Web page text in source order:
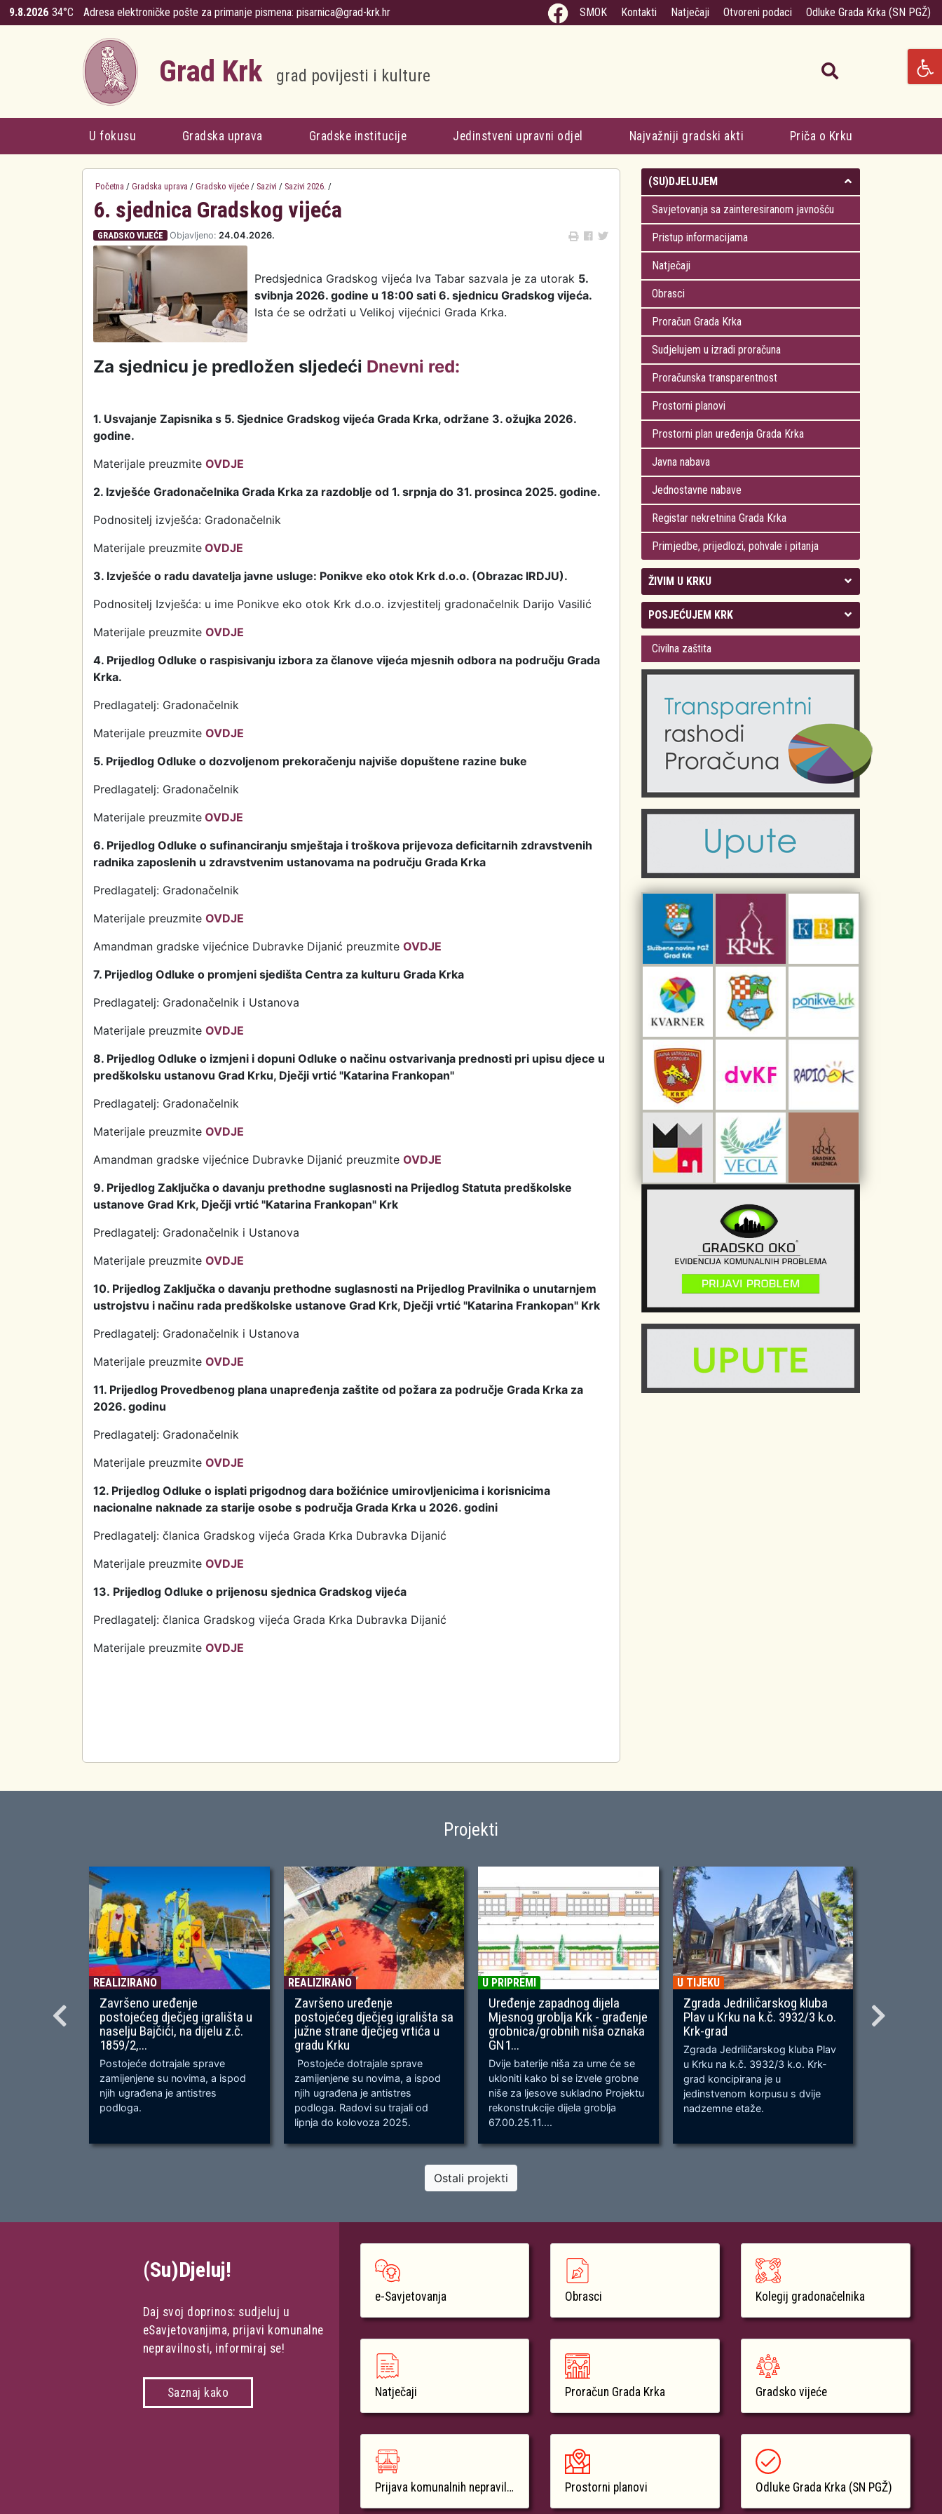
Skoči na glavni sadržaj
9.8.2026 34°C Adresa elektroničke pošte za primanje pismena: pisarnica@grad-krk.hr SMOK Kontakti Natječaji Otvoreni podaci Odluke Grada Krka (SN PGŽ)
Grad Krk grad povijesti i kulture
U fokusu Gradska uprava Gradske institucije Jedinstveni upravni odjel Najvažniji gradski akti Priča o Krku
Početna / Gradska uprava / Gradsko vijeće / Sazivi / Sazivi 2026. /
6. sjednica Gradskog vijeća
GRADSKO VIJEĆE Objavljeno: 24.04.2026.
Predsjednica Gradskog vijeća Iva Tabar sazvala je za utorak 5.
svibnja 2026. godine u 18:00 sati 6. sjednicu Gradskog vijeća.
Ista će se održati u Velikoj vijećnici Grada Krka.
Za sjednicu je predložen sljedeći Dnevni red:
1. Usvajanje Zapisnika s 5. Sjednice Gradskog vijeća Grada Krka, održane 3. ožujka 2026.
godine.
Materijale preuzmite OVDJE
2. Izvješće Gradonačelnika Grada Krka za razdoblje od 1. srpnja do 31. prosinca 2025. godine.
Podnositelj izvješća: Gradonačelnik
Materijale preuzmite OVDJE
3. Izvješće o radu davatelja javne usluge: Ponikve eko otok Krk d.o.o. (Obrazac IRDJU).
Podnositelj Izvješća: u ime Ponikve eko otok Krk d.o.o. izvjestitelj gradonačelnik Darijo Vasilić
Materijale preuzmite OVDJE
4. Prijedlog Odluke o raspisivanju izbora za članove vijeća mjesnih odbora na području Grada
Krka.
Predlagatelj: Gradonačelnik
Materijale preuzmite OVDJE
5. Prijedlog Odluke o dozvoljenom prekoračenju najviše dopuštene razine buke
Predlagatelj: Gradonačelnik
Materijale preuzmite OVDJE
6. Prijedlog Odluke o sufinanciranju smještaja i troškova prijevoza deficitarnih zdravstvenih
radnika zaposlenih u zdravstvenim ustanovama na području Grada Krka
Predlagatelj: Gradonačelnik
Materijale preuzmite OVDJE
Amandman gradske vijećnice Dubravke Dijanić preuzmite OVDJE
7. Prijedlog Odluke o promjeni sjedišta Centra za kulturu Grada Krka
Predlagatelj: Gradonačelnik i Ustanova
Materijale preuzmite OVDJE
8. Prijedlog Odluke o izmjeni i dopuni Odluke o načinu ostvarivanja prednosti pri upisu djece u
predškolsku ustanovu Grad Krku, Dječji vrtić "Katarina Frankopan"
Predlagatelj: Gradonačelnik
Materijale preuzmite OVDJE
Amandman gradske vijećnice Dubravke Dijanić preuzmite OVDJE
9. Prijedlog Zaključka o davanju prethodne suglasnosti na Prijedlog Statuta predškolske
ustanove Grad Krk, Dječji vrtić "Katarina Frankopan" Krk
Predlagatelj: Gradonačelnik i Ustanova
Materijale preuzmite OVDJE
10. Prijedlog Zaključka o davanju prethodne suglasnosti na Prijedlog Pravilnika o unutarnjem
ustrojstvu i načinu rada predškolske ustanove Grad Krk, Dječji vrtić "Katarina Frankopan" Krk
Predlagatelj: Gradonačelnik i Ustanova
Materijale preuzmite OVDJE
11. Prijedlog Provedbenog plana unapređenja zaštite od požara za područje Grada Krka za
2026. godinu
Predlagatelj: Gradonačelnik
Materijale preuzmite OVDJE
12. Prijedlog Odluke o isplati prigodnog dara božićnice umirovljenicima i korisnicima
nacionalne naknade za starije osobe s područja Grada Krka u 2026. godini
Predlagatelj: članica Gradskog vijeća Grada Krka Dubravka Dijanić
Materijale preuzmite OVDJE
13. Prijedlog Odluke o prijenosu sjednica Gradskog vijeća
Predlagatelj: članica Gradskog vijeća Grada Krka Dubravka Dijanić
Materijale preuzmite OVDJE
(SU)DJELUJEM
Savjetovanja sa zainteresiranom javnošću
Pristup informacijama
Natječaji
Obrasci
Proračun Grada Krka
Sudjelujem u izradi proračuna
Proračunska transparentnost
Prostorni planovi
Prostorni plan uređenja Grada Krka
Javna nabava
Jednostavne nabave
Registar nekretnina Grada Krka
Primjedbe, prijedlozi, pohvale i pitanja
ŽIVIM U KRKU
Kolegij gradonačelnika
Gradsko vijeće
Odluke Grada Krka (Službene novine PGŽ)
Obrazovanje
Komunalne usluge
Civilni sektor (arhiva udruga)
Sport i rekreacija
POSJEĆUJEM KRK
Plan Grada Krka
Krk 360° VR panorama
Krk uživo
Fotogalerije
Kalendar događanja
Turistička zajednica otoka Krka
Kulturno-turistička ruta Putovima Frankopana
Dar iz Krka
Interpretacijski centar pomorske baštine
Civilna zaštita
Projekti
REALIZIRANO
Završeno uređenje
postojećeg dječjeg igrališta u
naselju Bajčići, na dijelu z.č.
1859/2,...
Postojeće dotrajale sprave
zamijenjene su novima, a ispod
njih ugrađena je antistres
podloga.
REALIZIRANO
Završeno uređenje
postojećeg dječjeg igrališta sa
južne strane dječjeg vrtića u
gradu Krku
Postojeće dotrajale sprave
zamijenjene su novima, a ispod
njih ugrađena je antistres
podloga. Radovi su trajali od
lipnja do kolovoza 2025.
U PRIPREMI
Uređenje zapadnog dijela
Mjesnog groblja Krk - građenje
grobnica/grobnih niša oznaka
GN1...
Dvije baterije niša za urne će se
ukloniti kako bi se izvele grobne
niše za ljesove sukladno Projektu
rekonstrukcije dijela groblja
67.00.25.11....
U TIJEKU
Zgrada Jedriličarskog kluba
Plav u Krku na k.č. 3932/3 k.o.
Krk-grad
Zgrada Jedriličarskog kluba Plav
u Krku na k.č. 3932/3 k.o. Krk-
grad koncipirana je u
jedinstvenom korpusu s dvije
nadzemne etaže.
OU, na
Ostali projekti
(Su)Djeluj!
Daj svoj doprinos: sudjeluj u
eSavjetovanjima, prijavi komunalne
nepravilnosti, informiraj se!
Saznaj kako
e-Savjetovanja
Natječaji
Prijava komunalnih nepravilnosti
Obrasci
Proračun Grada Krka
Prostorni planovi
Kolegij gradonačelnika
Gradsko vijeće
Odluke Grada Krka (SN PGŽ)